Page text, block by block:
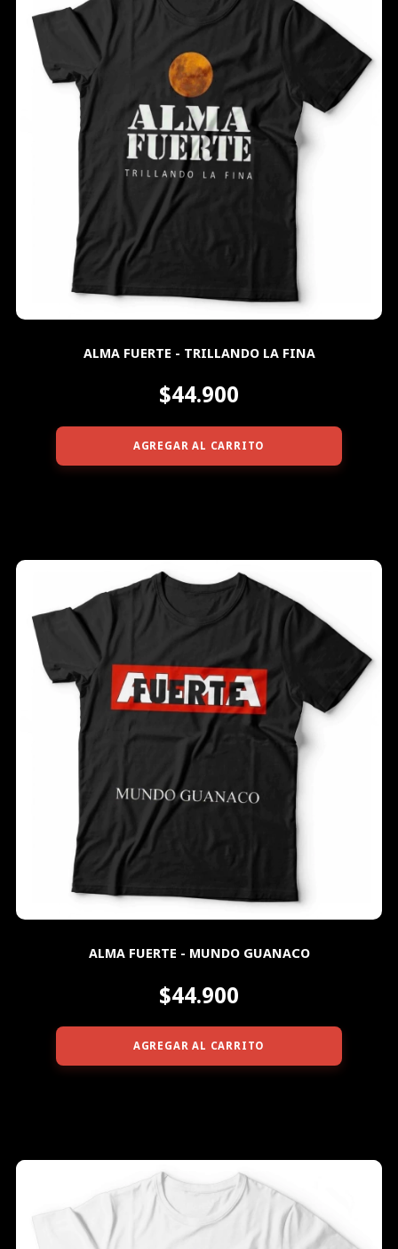
ALMA FUERTE - TRILLANDO LA FINA
$44.900
AGREGAR AL CARRITO
ALMA FUERTE - MUNDO GUANACO
$44.900
AGREGAR AL CARRITO